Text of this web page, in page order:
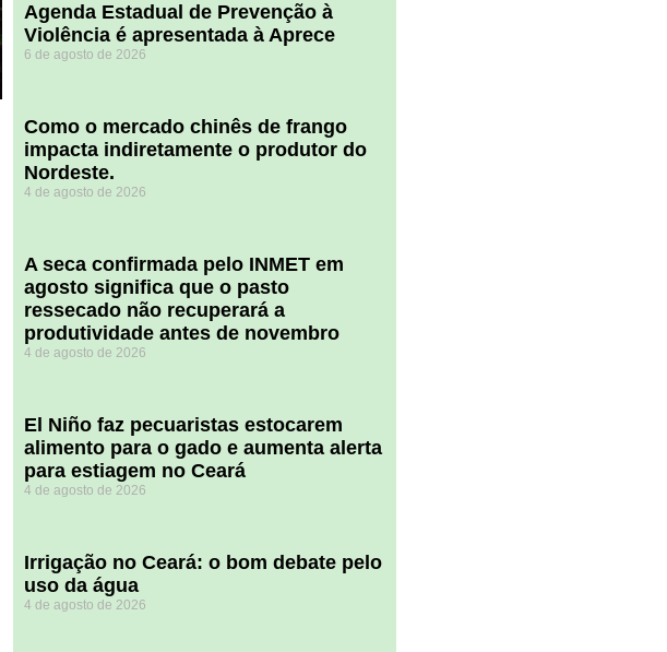
Agenda Estadual de Prevenção à
Violência é apresentada à Aprece
6 de agosto de 2026
​Como o mercado chinês de frango
impacta indiretamente o produtor do
Nordeste.
4 de agosto de 2026
A seca confirmada pelo INMET em
agosto significa que o pasto
ressecado não recuperará a
produtividade antes de novembro
4 de agosto de 2026
El Niño faz pecuaristas estocarem
alimento para o gado e aumenta alerta
para estiagem no Ceará
4 de agosto de 2026
Irrigação no Ceará: o bom debate pelo
uso da água
4 de agosto de 2026